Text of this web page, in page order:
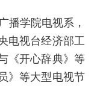
播学院电视系，
电视台经济部工
《开心辞典》等
》等大型电视节